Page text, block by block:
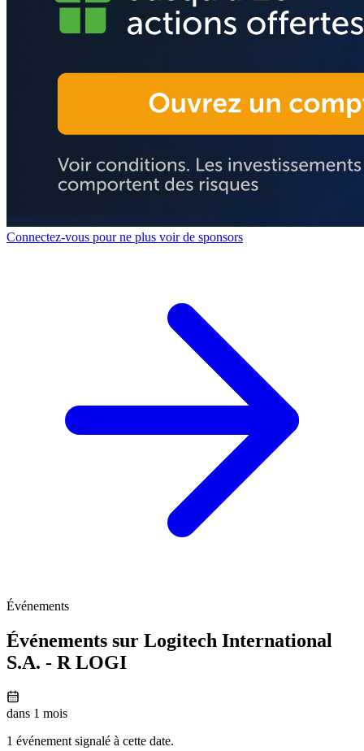
Connectez-vous pour ne plus voir de sponsors
Événements
Événements sur Logitech International
S.A. - R LOGI
dans 1 mois
1 événement signalé à cette date.